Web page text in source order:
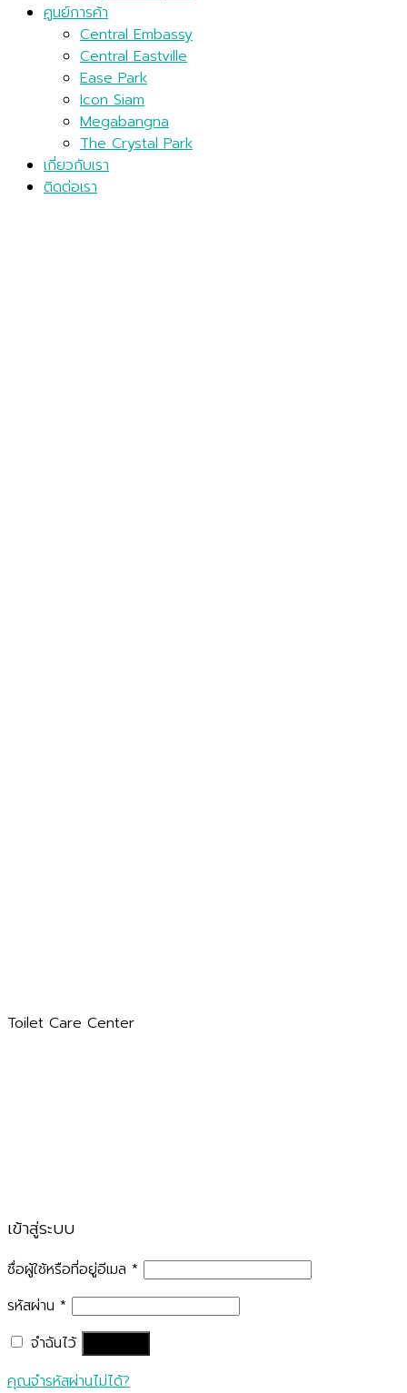
ศูนย์การค้า
Central Embassy
Central Eastville
Ease Park
Icon Siam
Megabangna
The Crystal Park
เกี่ยวกับเรา
ติดต่อเรา
Toilet Care Center
เข้าสู่ระบบ
ชื่อผู้ใช้หรือที่อยู่อีเมล *
รหัสผ่าน *
จำฉันไว้
คุณจำรหัสผ่านไม่ได้?